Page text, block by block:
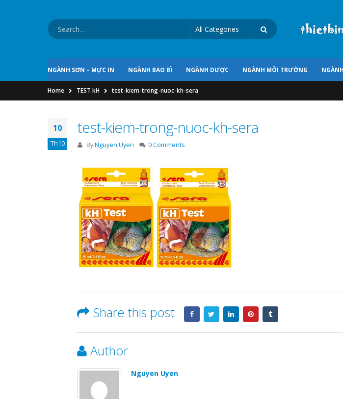
NGÀNH SƠN – MỰC IN NGÀNH BAO BÌ NGÀNH DƯỢC NGÀNH MÔI TRƯỜNG
Home TEST kH test-kiem-trong-nuoc-kh-sera
10
Th10
test-kiem-trong-nuoc-kh-sera
ByNguyen Uyen 0 Comments
Share this post
Author
Nguyen Uyen